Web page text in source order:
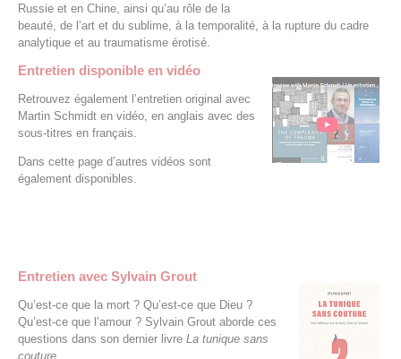
Russie et en Chine, ainsi qu’au rôle de la
beauté, de l’art et du sublime, à la temporalité, à la rupture du cadre
analytique et au traumatisme érotisé.
Entretien disponible en vidéo
Retrouvez également l’entretien original avec
Martin Schmidt en vidéo, en anglais avec des
sous-titres en français.
Dans cette page d’autres vidéos sont
également disponibles.
Entretien avec Sylvain Grout
Qu’est-ce que la mort ? Qu’est-ce que Dieu ?
Qu’est-ce que l’amour ? Sylvain Grout aborde ces
questions dans son dernier livre La tunique sans
couture